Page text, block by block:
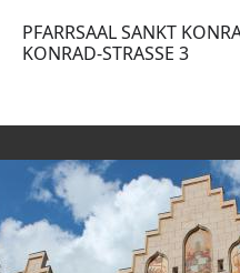
PFARRSAAL SANKT
KONRAD-STRASSE 3